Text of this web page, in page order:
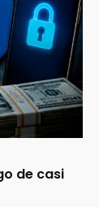
de casi